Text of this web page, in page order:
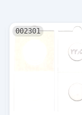
002301